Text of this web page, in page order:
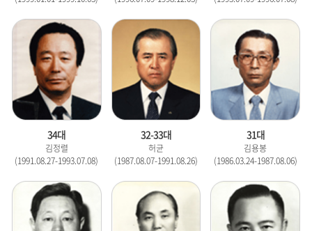
34대
김정렬
(1991.08.27-1993.07.08)
32-33대
허균
(1987.08.07-1991.08.26)
31대
김용봉
(1986.03.24-1987.08.06)